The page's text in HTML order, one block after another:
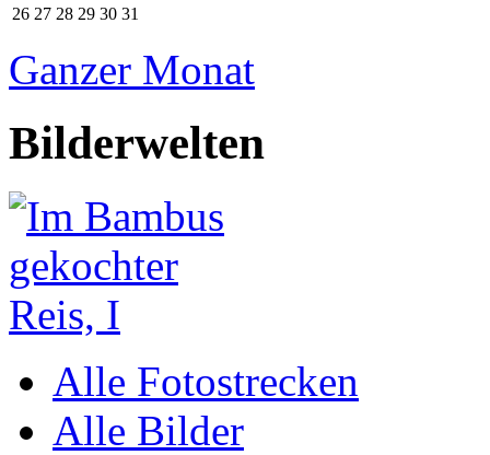
26 27 28 29 30 31
Ganzer Monat
Bilderwelten
Alle Fotostrecken
Alle Bilder